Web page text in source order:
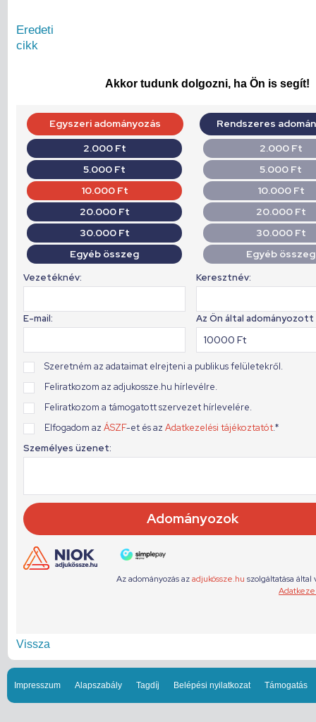
Eredeti
cikk
Akkor tudunk dolgozni, ha Ön is segít!
Vissza
Impresszum Alapszabály Tagdíj Belépési nyilatkozat Támogatás